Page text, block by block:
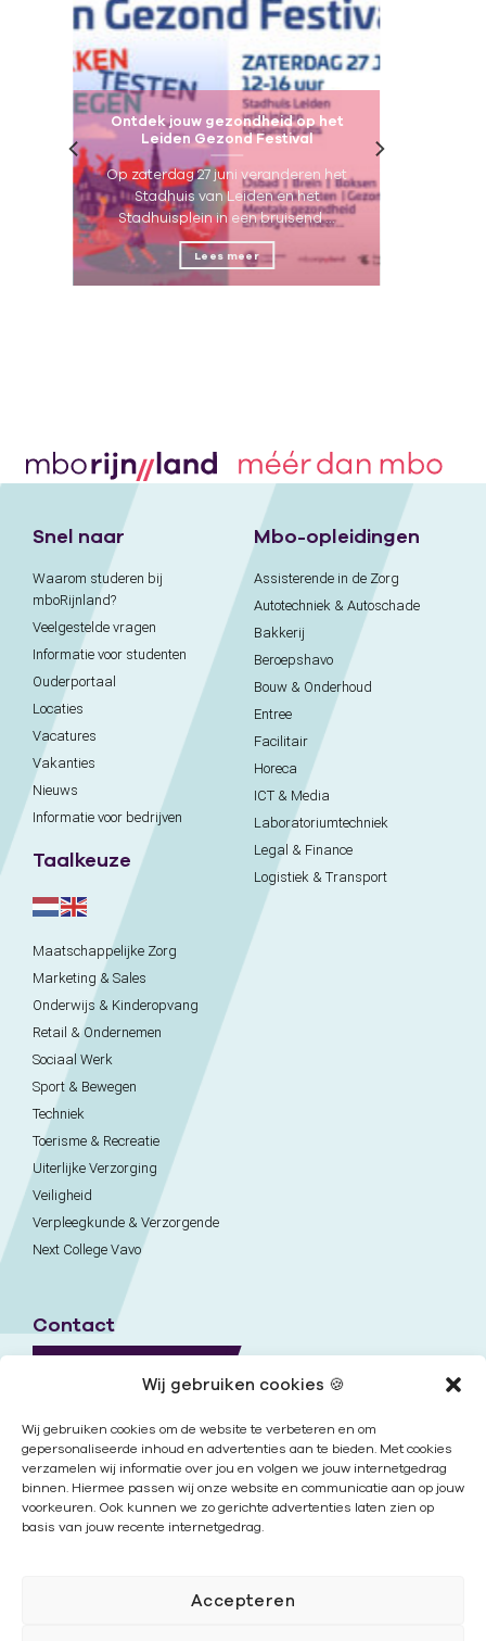
Wij gebruiken cookies 🍪
Wij gebruiken cookies om de website te verbeteren en om
gepersonaliseerde inhoud en advertenties aan te bieden. Met cookies
verzamelen wij informatie over jou en volgen we jouw internetgedrag
binnen. Hiermee passen wij onze website en communicatie aan op jouw
voorkeuren. Ook kunnen we zo gerichte advertenties laten zien op
basis van jouw recente internetgedrag.
Accepteren
Ontdek jouw gezondheid op het
Leiden Gezond Festival
Op zaterdag 27 juni veranderen het
Stadhuis van Leiden en het
Stadhuisplein in een bruisend ...
Lees meer
Snel naar
Waarom studeren bij
mboRijnland?
Veelgestelde vragen
Informatie voor studenten
Ouderportaal
Locaties
Vacatures
Vakanties
Nieuws
Informatie voor bedrijven
Taalkeuze
Mbo-opleidingen
Assisterende in de Zorg
Autotechniek & Autoschade
Bakkerij
Beroepshavo
Bouw & Onderhoud
Entree
Facilitair
Horeca
ICT & Media
Laboratoriumtechniek
Legal & Finance
Logistiek & Transport
Maatschappelijke Zorg
Marketing & Sales
Onderwijs & Kinderopvang
Retail & Ondernemen
Sociaal Werk
Sport & Bewegen
Techniek
Toerisme & Recreatie
Uiterlijke Verzorging
Veiligheid
Verpleegkunde & Verzorgende
Next College Vavo
Contact
Nieuwsbrief